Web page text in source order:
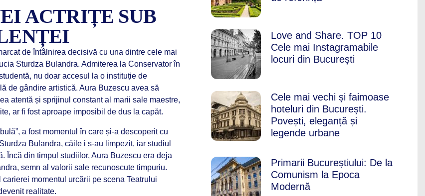
ACTRIȚE SUB
de întâlnirea decisivă cu una dintre cele mai
Sturdza Bulandra. Admiterea la Conservator în
nu doar accesul la o instituție de
de gândire artistică. Aura Buzescu avea să
atentă și sprijinul constant al marii sale maestre,
ar fi fost aproape imposibil de dus la capăt.
a fost momentul în care și-a descoperit cu
Bulandra, căile i s-au limpezit, iar studiul
Încă din timpul studiilor, Aura Buzescu era deja
semn al valorii sale recunoscute timpuriu.
momentul urcării pe scena Teatrului
realitate.
Love and Share. TOP 10
Cele mai Instagramabile
locuri din București
Cele mai vechi și faimoase
hoteluri din București.
Povești, eleganță și
legende urbane
Primarii Bucureștiului: De la
Comunism la Epoca
Modernă